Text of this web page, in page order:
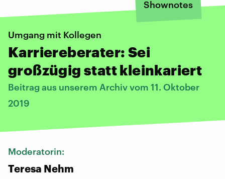
Shownotes
Umgang mit Kollegen
Karriereberater: Sei
großzügig statt kleinkariert
Beitrag aus unserem Archiv vom 11. Oktober
2019
Moderatorin:
Teresa Nehm